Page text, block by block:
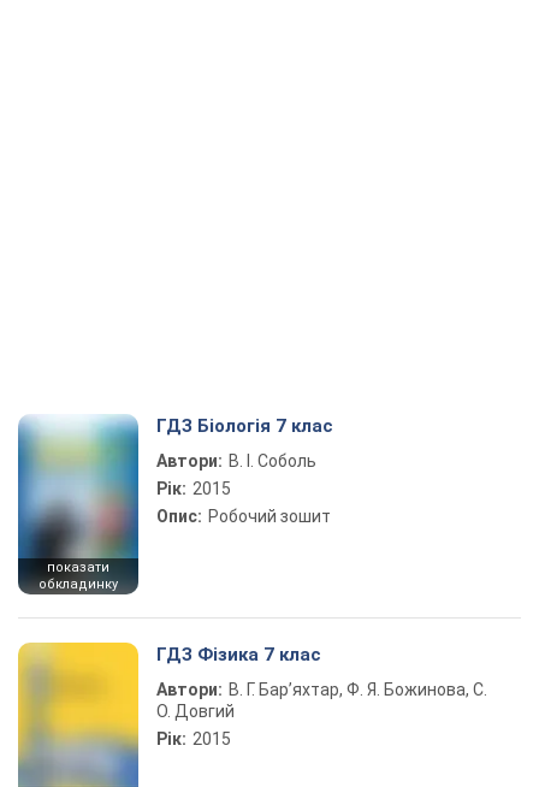
показати
обкладинку
ГДЗ Біологія 7 клас
Автори: В. І. Соболь
Рік: 2015
Опис: Робочий зошит
ГДЗ Фізика 7 клас
Автори: В. Г. Бар’яхтар, Ф. Я. Божинова, С.
О. Довгий
Рік: 2015